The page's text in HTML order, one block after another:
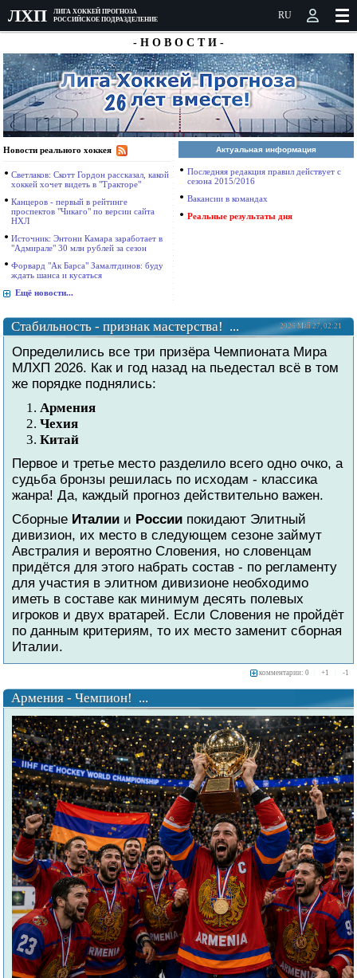
ЛXП
ЛИГА ХОККЕЙ ПРОГНОЗА
РОССИЙСКОЕ ПОДРАЗДЕЛЕНИЕ
- Н О В О С Т И -
Новости реального хоккея
Светлаков: Скотт Гордон рассказал, какой
хоккей хочет видеть в "Тракторе"
Канцеров - первый в рейтинге
проспектов "Чикаго" по версии сайта
НХЛ
Источник: Энтони Камара заработает в
"Адмирале" 30 млн рублей за сезон
Форвард "Ак Барса" Замалтдинов: буду
ждать шанса и кусаться
Ещё новости...
Актуальная информация
Последняя редакция правил действует с
сезона 2015/2016
Вакансии в командах
Реальные результаты дня
2026 Май 27, 02:21
Стабильность - признак мастерства! ...
Определились все три призёра Чемпионата Мира
МЛХП 2026. Как и год назад на пьедестал всё в том
же порядке поднялись:
Армения
Чехия
Китай
Первое и третье место разделило всего одно очко, а
судьба бронзы решилась по исходам - классика
жанра! Да, каждый прогноз действительно важен.
Сборные Италии и России покидают Элитный
дивизион, их место в следующем сезоне займут
Австралия и вероятно Словения, но словенцам
придётся для этого набрать состав - по регламенту
для участия в элитном дивизионе необходимо
иметь в составе как минимум десять полевых
игроков и двух вратарей. Если Словения не пройдёт
по данным критериям, то их место заменит сборная
Италии.
комментарии: 0 +1 -1
Армения - Чемпион! ...